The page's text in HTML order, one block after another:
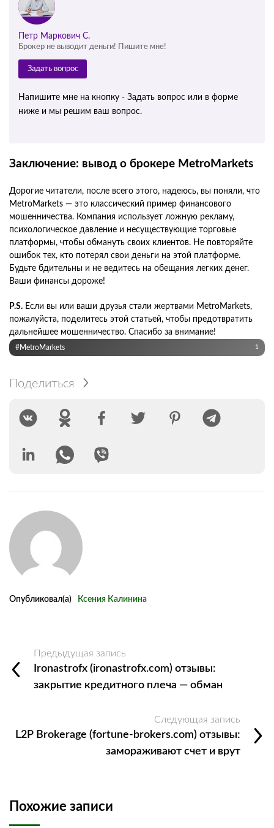
Петр Маркович С.
Брокер не выводит деньги! Пишите мне!
Задать вопрос
Напишите мне на кнопку - Задать вопрос или в форме
ниже и мы решим ваш вопрос.
Заключение: вывод о брокере MetroMarkets
Дорогие читатели, после всего этого, надеюсь, вы поняли, что
MetroMarkets — это классический пример финансового
мошенничества. Компания использует ложную рекламу,
психологическое давление и несуществующие торговые
платформы, чтобы обмануть своих клиентов. Не повторяйте
ошибок тех, кто потерял свои деньги на этой платформе.
Будьте бдительны и не ведитесь на обещания легких денег.
Ваши финансы дороже!
P.S. Если вы или ваши друзья стали жертвами MetroMarkets,
пожалуйста, поделитесь этой статьей, чтобы предотвратить
дальнейшее мошенничество. Спасибо за внимание!
#MetroMarkets 1
Поделиться
Опубликовал(а) Ксения Калинина
Предыдущая запись
Ironastrofx (ironastrofx.com) отзывы:
закрытие кредитного плеча — обман
Следующая запись
L2P Brokerage (fortune-brokers.com) отзывы:
замораживают счет и врут
Похожие записи